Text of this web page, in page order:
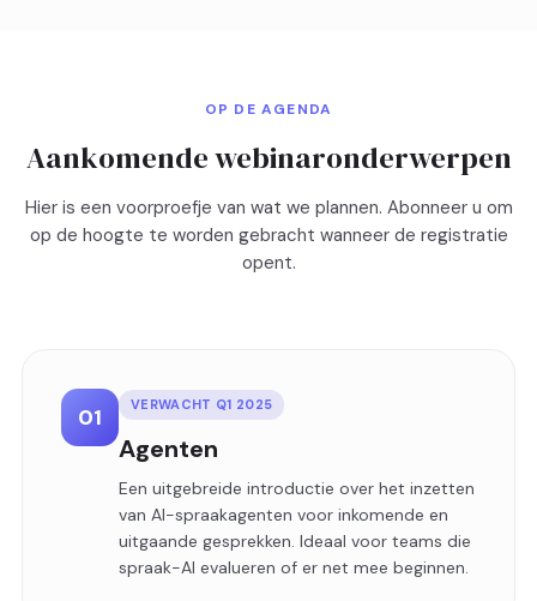
OP DE AGENDA
Aankomende webinaronderwerpen
Hier is een voorproefje van wat we plannen. Abonneer u om
op de hoogte te worden gebracht wanneer de registratie
opent.
01 VERWACHT Q1 2025
Agenten
Een uitgebreide introductie over het inzetten
van AI-spraakagenten voor inkomende en
uitgaande gesprekken. Ideaal voor teams die
spraak-AI evalueren of er net mee beginnen.